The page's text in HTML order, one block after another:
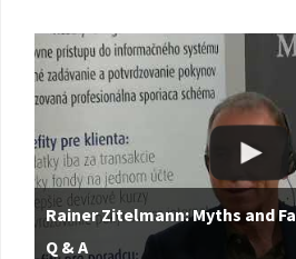
Rainer Zitelmann: Myths and
Q & A